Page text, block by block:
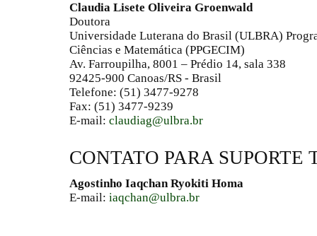
Claudia Lisete Oliveira Groenwald
Doutora
Universidade Luterana do Brasil (ULBRA)
Ciências e Matemática (PPGECIM)
Av. Farroupilha, 8001 – Prédio 14, sala 338
92425-900 Canoas/RS - Brasil
Telefone: (51) 3477-9278
Fax: (51) 3477-9239
E-mail: claudiag@ulbra.br
CONTATO PARA SUPORTE
Agostinho Iaqchan Ryokiti Homa
E-mail: iaqchan@ulbra.br